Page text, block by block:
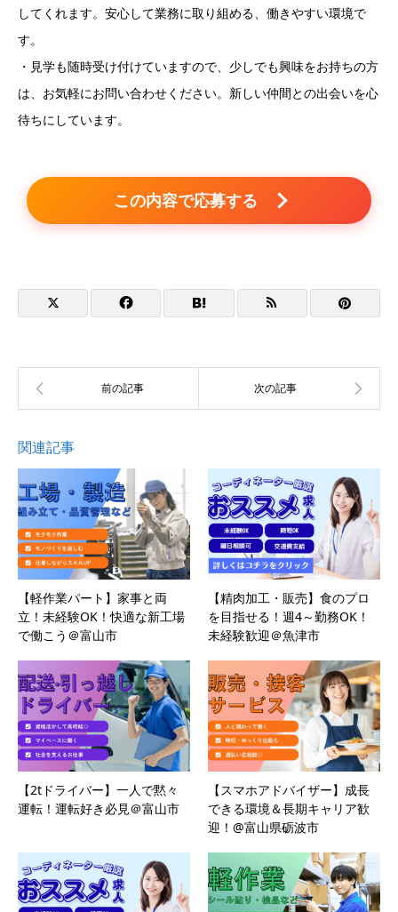
してくれます。安心して業務に取り組める、働きやすい環境で
す。
・見学も随時受け付けていますので、少しでも興味をお持ちの方
は、お気軽にお問い合わせください。新しい仲間との出会いを心
待ちにしています。
この内容で応募する
関連記事
【軽作業パート】家事と両
立！未経験OK！快適な新工場
で働こう＠富山市
【精肉加工・販売】食のプロ
を目指せる！週4～勤務OK！
未経験歓迎＠魚津市
【2tドライバー】一人で黙々
運転！運転好き必見＠富山市
【スマホアドバイザー】成長
できる環境＆長期キャリア歓
迎！@富山県砺波市